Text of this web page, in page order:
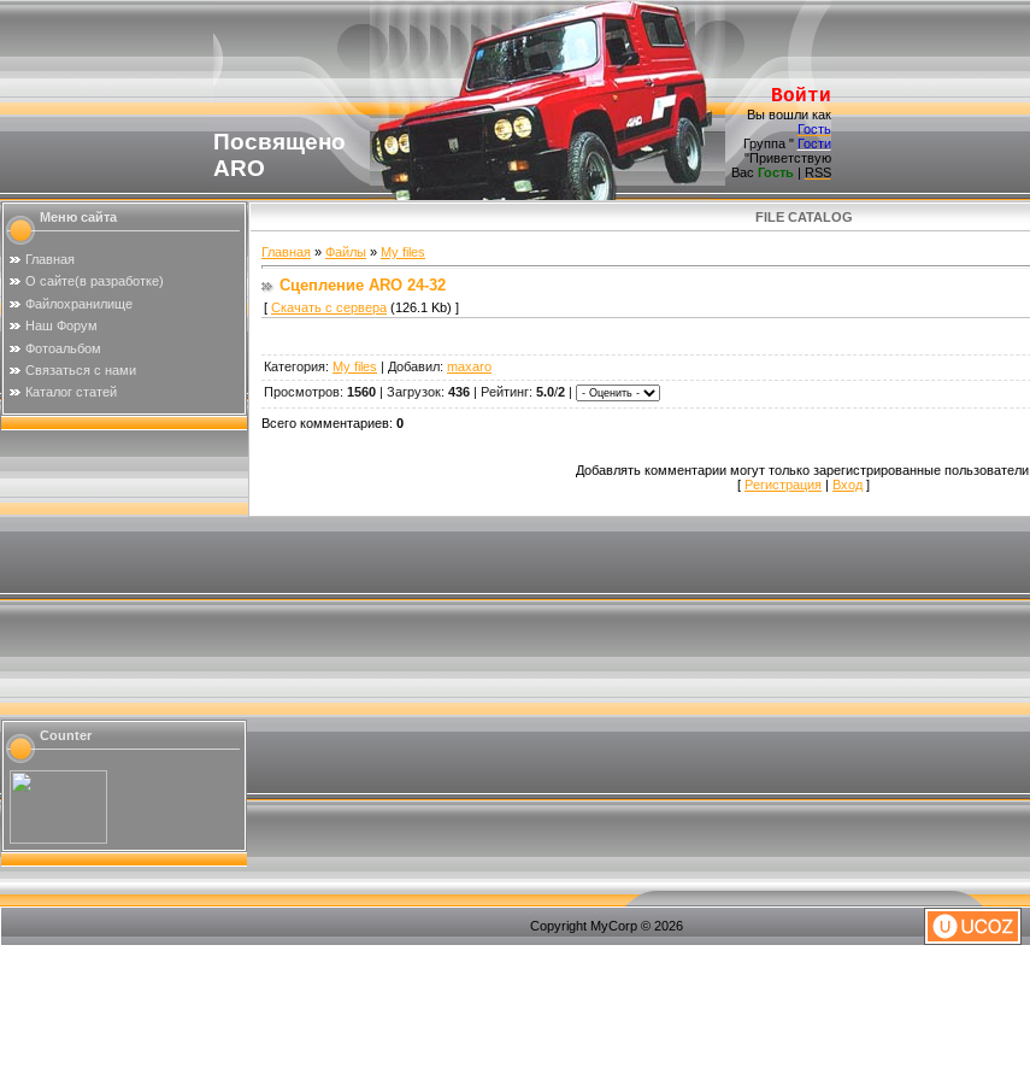
Посвящено
ARO
Войти
Вы вошли как
Гость
Группа " Гости
"Приветствую
Вас Гость| RSS
Меню сайта
Главная
О сайте(в разработке)
Файлохранилище
Наш Форум
Фотоальбом
Связаться с нами
Каталог статей
Counter
FILE CATALOG
Главная » Файлы » My files
Сцепление ARO 24-32
[ Скачать с сервера (126.1 Kb) ]
Категория: My files | Добавил: maxaro
Просмотров: 1560 | Загрузок: 436 | Рейтинг: 5.0/2 |
Всего комментариев: 0
Добавлять комментарии могут только зарегистрированные пользователи.
[ Регистрация | Вход ]
Copyright MyCorp © 2026